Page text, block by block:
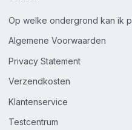
Op welke ondergrond kan ik
Algemene Voorwaarden
Privacy Statement
Verzendkosten
Klantenservice
Testcentrum